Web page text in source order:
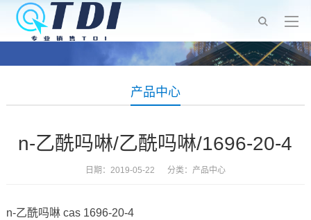
产品中心
n-乙酰吗啉/乙酰吗啉/1696-20-4
日期：2019-05-22 分类： 产品中心
n-乙酰吗啉 cas 1696-20-4